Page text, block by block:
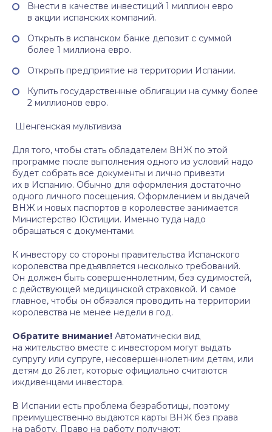
Внести в качестве инвестиций 1 миллион евро
в акции испанских компаний.
Открыть в испанском банке депозит с суммой
более 1 миллиона евро.
Открыть предприятие на территории Испании.
Купить государственные облигации на сумму более
2 миллионов евро.
Шенгенская мультивиза
Для того, чтобы стать обладателем ВНЖ по этой
программе после выполнения одного из условий надо
будет собрать все документы и лично привезти
их в Испанию. Обычно для оформления достаточно
одного личного посещения. Оформлением и выдачей
ВНЖ и новых паспортов в королевстве занимается
Министерство Юстиции. Именно туда надо
обращаться с документами.
К инвестору со стороны правительства Испанского
королевства предъявляется несколько требований.
Он должен быть совершеннолетним, без судимостей,
с действующей медицинской страховкой. И самое
главное, чтобы он обязался проводить на территории
королевства не менее недели в год.
Обратите внимание! Автоматически вид
на жительство вместе с инвестором могут выдать
супругу или супруге, несовершеннолетним детям, или
детям до 26 лет, которые официально считаются
иждивенцами инвестора.
В Испании есть проблема безработицы, поэтому
преимущественно выдаются карты ВНЖ без права
на работу. Право на работу получают: